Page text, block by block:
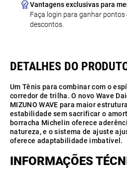
Vantagens exclusivas para
Faça login para ganhar
descontos.
Um Tênis para combinar com o
corredor de trilha. O novo Wave
MIZUNO WAVE para maior
estabilidade sem sacrificar o
borracha Michelin oferece
natureza, e o sistema de ajuste
oferece adaptabilidade imbatível.
INFORMAÇÕES